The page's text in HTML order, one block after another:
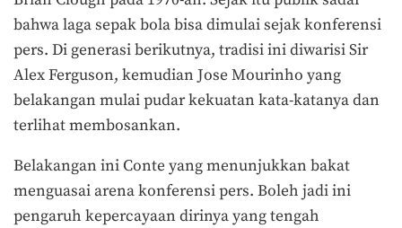
bahwa laga sepak bola bisa dimulai sejak konferensi
pers. Di generasi berikutnya, tradisi ini diwarisi Sir
Alex Ferguson, kemudian Jose Mourinho yang
belakangan mulai pudar kekuatan kata-katanya dan
terlihat membosankan.
Belakangan ini Conte yang menunjukkan bakat
menguasai arena konferensi pers. Boleh jadi ini
pengaruh kepercayaan dirinya yang tengah